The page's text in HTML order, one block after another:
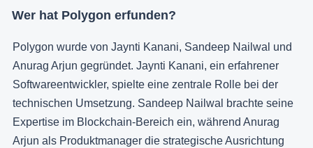
Wer hat Polygon erfunden?
Polygon wurde von Jaynti Kanani, Sandeep Nailwal und
Anurag Arjun gegründet. Jaynti Kanani, ein erfahrener
Softwareentwickler, spielte eine zentrale Rolle bei der
technischen Umsetzung. Sandeep Nailwal brachte seine
Expertise im Blockchain-Bereich ein, während Anurag
Arjun als Produktmanager die strategische Ausrichtung